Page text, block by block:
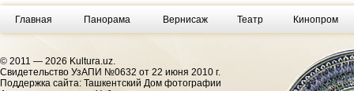
Главная Панорама Вернисаж Театр Кинопром
© 2011 — 2026 Kultura.uz.
Cвидетельство УзАПИ №0632 от 22 июня 2010 г.
Поддержка сайта: Ташкентский Дом фотографии